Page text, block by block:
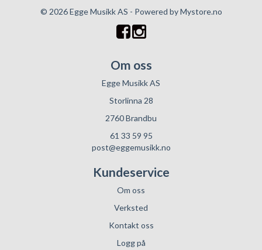
© 2026 Egge Musikk AS - Powered byMystore.no
Om oss
Egge Musikk AS
Storlinna 28
2760 Brandbu
61 33 59 95
post@eggemusikk.no
Kundeservice
Om oss
Verksted
Kontakt oss
Logg på